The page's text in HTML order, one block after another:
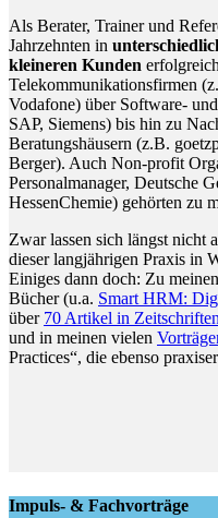
Als Berater, Trainer und
Jahrzehnten in
kleineren Kunden
Telekommunikationsfirmen
Vodafone) über Software-
SAP, Siemens) bis hin zu
Beratungshäusern (z.B.
Berger). Auch Non-profit
Personalmanager, Deutsche
HessenChemie) gehörten zu
Zwar lassen sich längst nicht
dieser langjährigen Praxis in
Einiges dann doch: Zu
Bücher (u.a. Smart HRM:
über 70 Artikel in
und in meinen vielen
Practices“, die ebenso
Impuls- & Fachvorträge